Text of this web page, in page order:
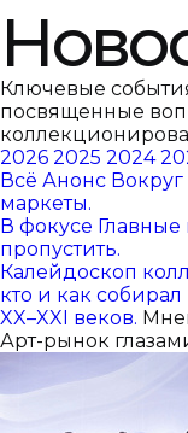
Ключевые
посвященные
2026 2025 2024
Всё Анонс
маркеты.
В фокусе Главные
пропустить.
Калейдоскоп
кто и как
XX–XXI веков.
Арт-рынок